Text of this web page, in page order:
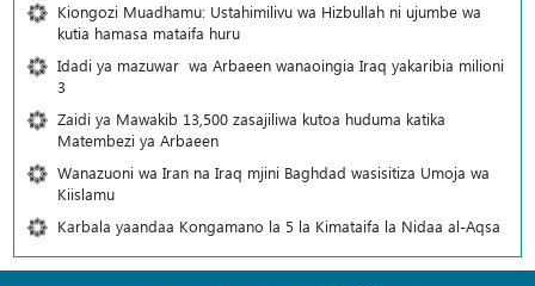
Kiongozi Muadhamu: Ustahimilivu wa Hizbullah ni ujumbe wa
kutia hamasa mataifa huru
Idadi ya mazuwar wa Arbaeen wanaoingia Iraq yakaribia milioni
3
Zaidi ya Mawakib 13,500 zasajiliwa kutoa huduma katika
Matembezi ya Arbaeen
Wanazuoni wa Iran na Iraq mjini Baghdad wasisitiza Umoja wa
Kiislamu
Karbala yaandaa Kongamano la 5 la Kimataifa la Nidaa al-Aqsa